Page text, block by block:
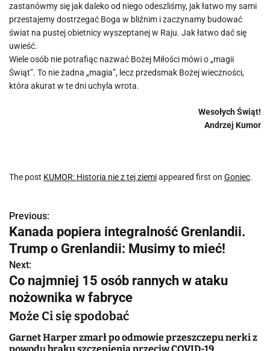
zastanówmy się jak daleko od niego odeszliśmy, jak łatwo my sami
przestajemy dostrzegać Boga w bliźnim i zaczynamy budować
świat na pustej obietnicy wyszeptanej w Raju. Jak łatwo dać się
uwieść.
Wiele osób nie potrafiąc nazwać Bożej Miłości mówi o „magii
Świąt”. To nie żadna „magia”, lecz przedsmak Bożej wieczności,
która akurat w te dni uchyla wrota.
Wesołych Świąt!
Andrzej Kumor
The post KUMOR: Historia nie z tej ziemiappeared first on Goniec.
N
a
w
i
g
a
Previous:
Kanada popiera integralność Grenlandii.
Trump o Grenlandii: Musimy to mieć!
Next:
Co najmniej 15 osób rannych w ataku
nożownika w fabryce
Może Ci się spodobać
Garnet Harper zmarł po odmowie przeszczepu nerki z